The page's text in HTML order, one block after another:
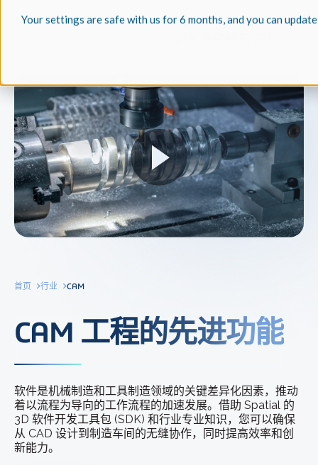
Your settings are safe with us for 6 months, and you can
首页 行业 CAM
CAM 工程的先进功能
软件是机械制造和工具制造领域的关键差异化因素，推动
着以流程为导向的工作流程的加速发展。借助 Spatial 的
3D 软件开发工具包 (SDK) 和行业专业知识，您可以确保
从 CAD 设计到制造车间的无缝协作，同时提高效率和创
新能力。